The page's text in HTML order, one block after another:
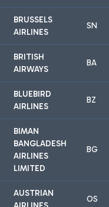
BRUSSELS
AIRLINES
SN
BRITISH
AIRWAYS
BA
BLUEBIRD
AIRLINES
BZ
BIMAN
BANGLADESH
AIRLINES
LIMITED
BG
AUSTRIAN
OS